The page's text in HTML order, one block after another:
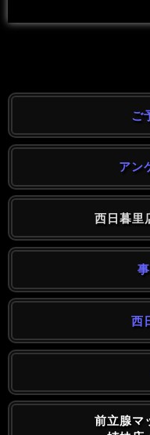
ご
アン
西日暮里
西
前立腺マ